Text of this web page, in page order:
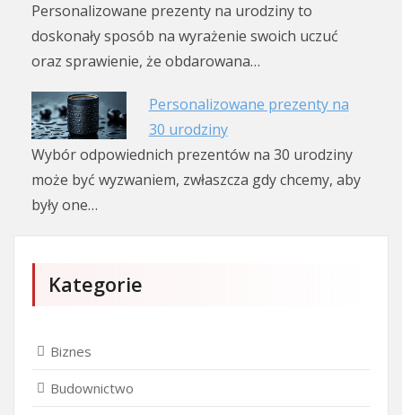
Personalizowane prezenty na urodziny to
doskonały sposób na wyrażenie swoich uczuć
oraz sprawienie, że obdarowana…
Personalizowane prezenty na
30 urodziny
Wybór odpowiednich prezentów na 30 urodziny
może być wyzwaniem, zwłaszcza gdy chcemy, aby
były one…
Kategorie
Biznes
Budownictwo